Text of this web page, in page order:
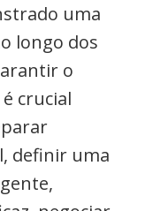
uma
longo dos
o
crucial
definir uma